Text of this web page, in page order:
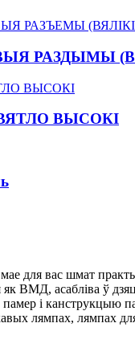
РАЗДЫМЫ
ВЫСОКІ
для вас шмат
як ВМД, асабліва ў
памер і канструкцыю
лямпах, лямпах